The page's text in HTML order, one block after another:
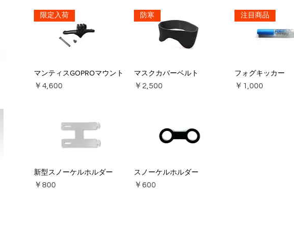
限定入荷
マンティスGOPROマウント
価格
￥4,600
防寒
マスクカバーベルト
価格
￥2,500
注目商品
フォグキッカー
価格
￥1,000
新型スノーケルホルダー
価格
￥800
スノーケルホルダー
価格
￥600